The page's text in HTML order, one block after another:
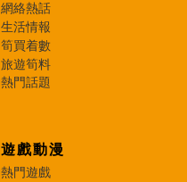
網絡熱話
生活情報
筍買着數
旅遊筍料
熱門話題
遊戲動漫
熱門遊戲